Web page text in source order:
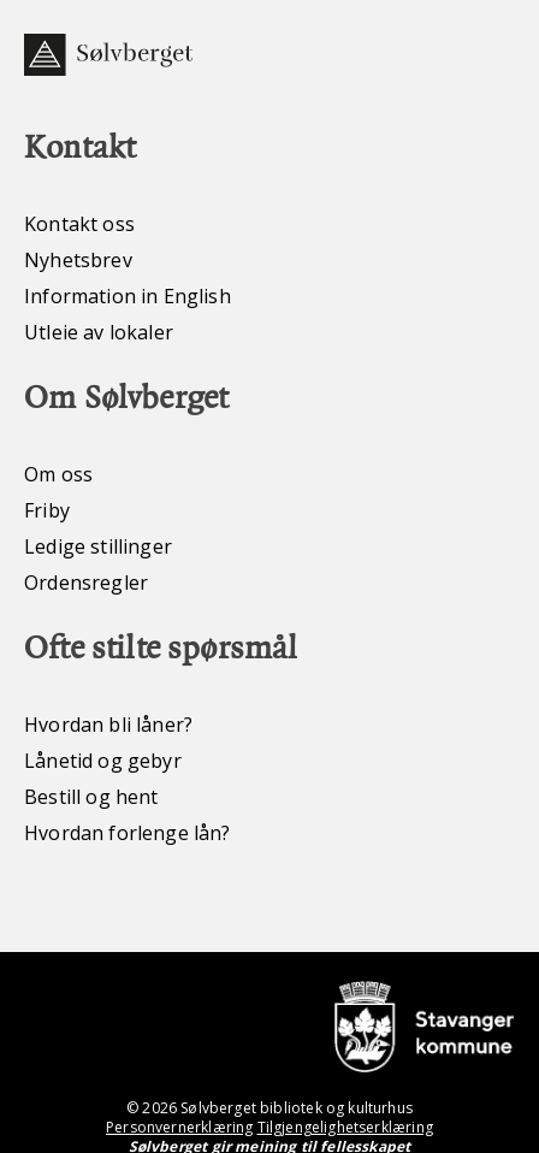
Kontakt
Kontakt oss
Nyhetsbrev
Information in English
Utleie av lokaler
Om Sølvberget
Om oss
Friby
Ledige stillinger
Ordensregler
Ofte stilte spørsmål
Hvordan bli låner?
Lånetid og gebyr
Bestill og hent
Hvordan forlenge lån?
© 2026 Sølvberget bibliotek og kulturhus
Personvernerklæring Tilgjengelighetserklæring
Sølvberget gir meining til fellesskapet